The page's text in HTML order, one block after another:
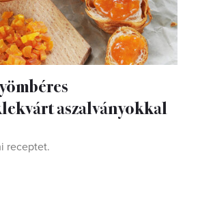
aszalványokkal
receptet.